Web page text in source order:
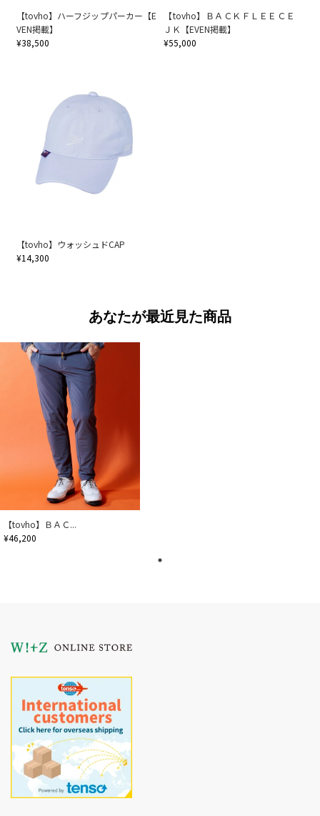
【tovho】ハーフジップパーカー【E
VEN掲載】
¥38,500
【tovho】ＢＡＣＫＦＬＥＥＣＥ
ＪＫ【EVEN掲載】
¥55,000
【tovho】ウォッシュドCAP
¥14,300
あなたが最近見た商品
【tovho】ＢＡＣ...
¥46,200